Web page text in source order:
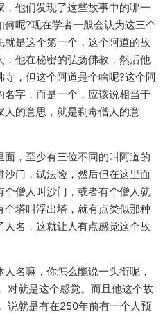
他们发现了这些故事中的哪一
呢?现在学者一般会认为这三个
是这个第一个，这个阿道的故
他在秘密的弘扬佛教，然后他
，但这个阿道是个啥呢?这个阿
字，而是一个，应该说相当于
的意思，就是剃毒僧人的意
，至少有三位不同的叫阿道的
门，试法险，然后但在这里面
僧人叫沙门，或者有个僧人就
塔叫浮出塔，就有点类似那种
名，这就让人有点感觉这个故
名嘛，你怎么能说一头衔呢，
对就是这个感觉。而且他这个故
说就是有在250年前有一个人预